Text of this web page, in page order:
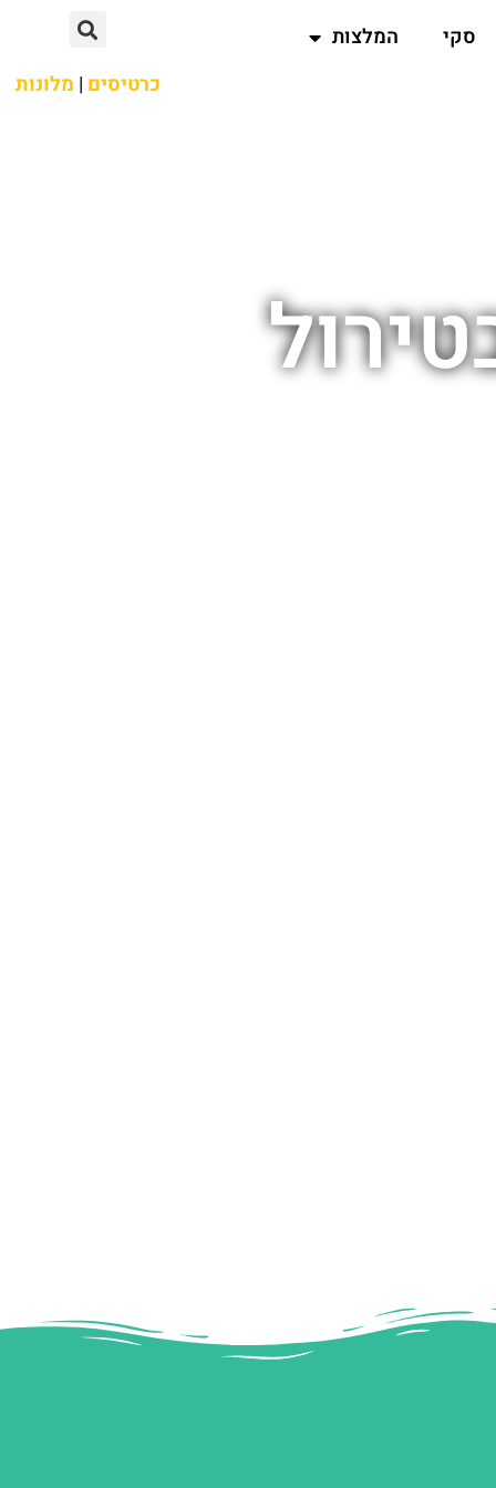
סקי
המלצות
כרטיסים | מלונות